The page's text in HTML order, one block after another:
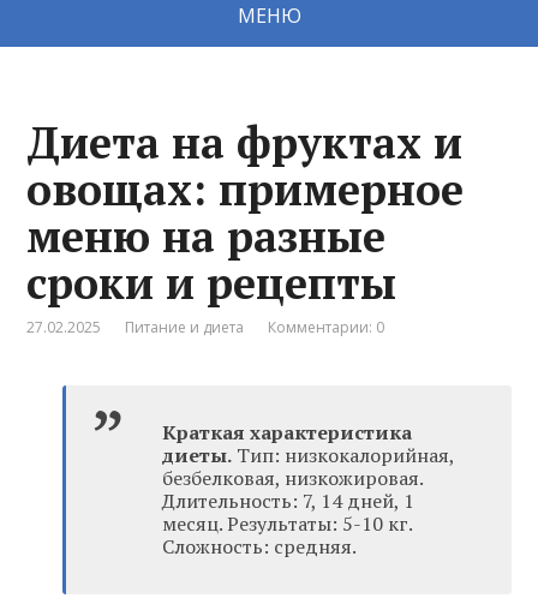
МЕНЮ
Диета на фруктах и
овощах: примерное
меню на разные
сроки и рецепты
27.02.2025 Питание и диета Комментарии: 0
Краткая характеристика
диеты. Тип: низкокалорийная,
безбелковая, низкожировая.
Длительность: 7, 14 дней, 1
месяц. Результаты: 5-10 кг.
Сложность: средняя.